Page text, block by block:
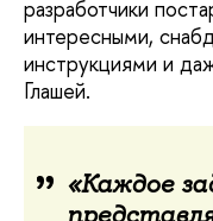
разработчики
интересными,
инструкциями и
Глашей.
«Каждое